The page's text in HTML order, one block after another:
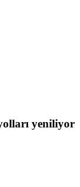
yeniliyor